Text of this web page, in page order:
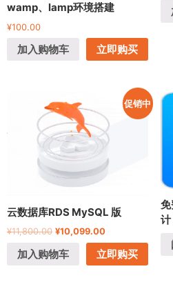
wamp、lamp环境搭建
¥100.00
加入购物车 立即购买
促销中
云数据库RDS MySQL 版
¥11,800.00 ¥10,099.00
加入购物车 立即购买
计